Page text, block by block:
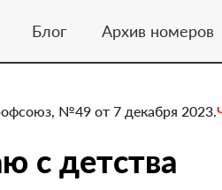
Блог Архив номеров
№49 от 7 декабря 2023.
с детства